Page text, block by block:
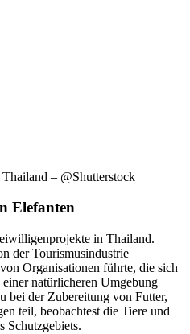
– @Shutterstock
Elefanten
in Thailand.
der Tourismusindustrie
Organisationen führte, die sich
natürlicheren Umgebung
der Zubereitung von Futter,
teil, beobachtest die Tiere und
Schutzgebiets.